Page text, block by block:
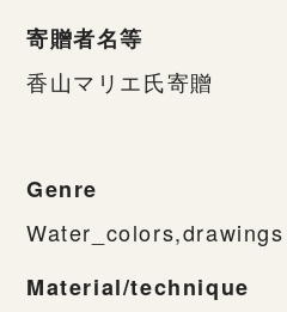
寄贈者名等
香山マリエ氏寄贈
Genre
Water_colors,drawings
Material/technique